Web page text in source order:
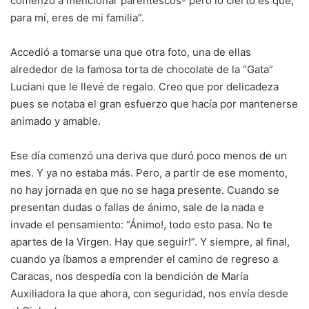
para mí, eres de mi familia”.
Accedió a tomarse una que otra foto, una de ellas
alrededor de la famosa torta de chocolate de la “Gata”
Luciani que le llevé de regalo. Creo que por delicadeza
pues se notaba el gran esfuerzo que hacía por mantenerse
animado y amable.
Ese día comenzó una deriva que duró poco menos de un
mes. Y ya no estaba más. Pero, a partir de ese momento,
no hay jornada en que no se haga presente. Cuando se
presentan dudas o fallas de ánimo, sale de la nada e
invade el pensamiento: “Ánimo!, todo esto pasa. No te
apartes de la Virgen. Hay que seguir!”. Y siempre, al final,
cuando ya íbamos a emprender el camino de regreso a
Caracas, nos despedía con la bendición de María
Auxiliadora la que ahora, con seguridad, nos envía desde